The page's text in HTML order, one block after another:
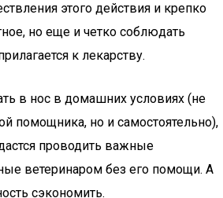
этого действия и крепко
но еще и четко соблюдать
к лекарству.
в нос в домашних условиях (не
помощника, но и самостоятельно),
проводить важные
ветеринаром без его помощи. А
сэкономить.